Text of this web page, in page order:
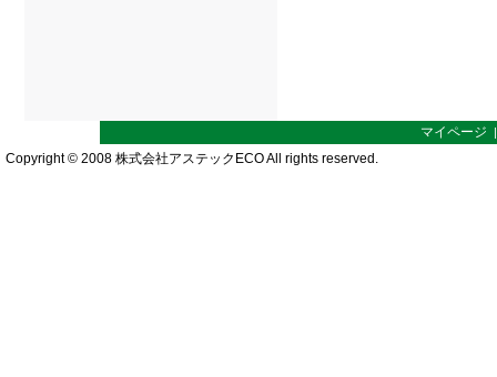
マイページ
Copyright © 2008 株式会社アステックECO All rights reserved.